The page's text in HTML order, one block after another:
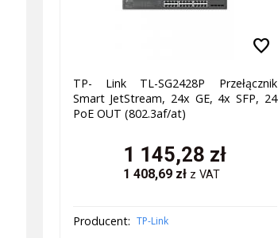
favorite
TP- Link TL-SG2428P Przełącznik
Smart JetStream, 24x GE, 4x SFP, 24
PoE OUT (802.3af/at)
1 145,28 zł
1 408,69 zł z VAT
Producent: TP-Link